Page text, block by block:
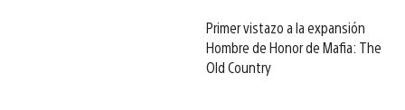
Primer vistazo a la expansión
Hombre de Honor de Mafia: The
Old Country